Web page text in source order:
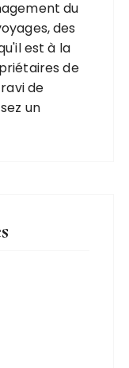
du
des
est à la
de
de
un